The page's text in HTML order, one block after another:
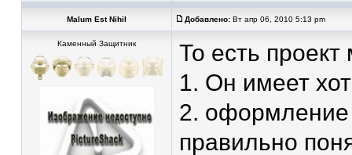
Malum Est Nihil Добавлено: Вт апр 06, 2010 5:13 pm
Каменный Защитник
То есть
1. Он имеет
2. оформление
правильно